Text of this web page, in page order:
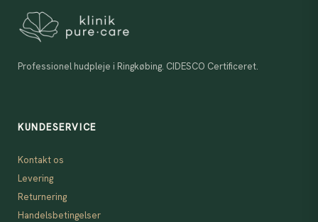
Professionel hudpleje i Ringkøbing. CIDESCO Certificeret.
KUNDESERVICE
Kontakt os
Levering
Returnering
Handelsbetingelser